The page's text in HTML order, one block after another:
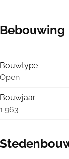
Bebouwing
Bouwtype
Open
Bouwjaar
1.963